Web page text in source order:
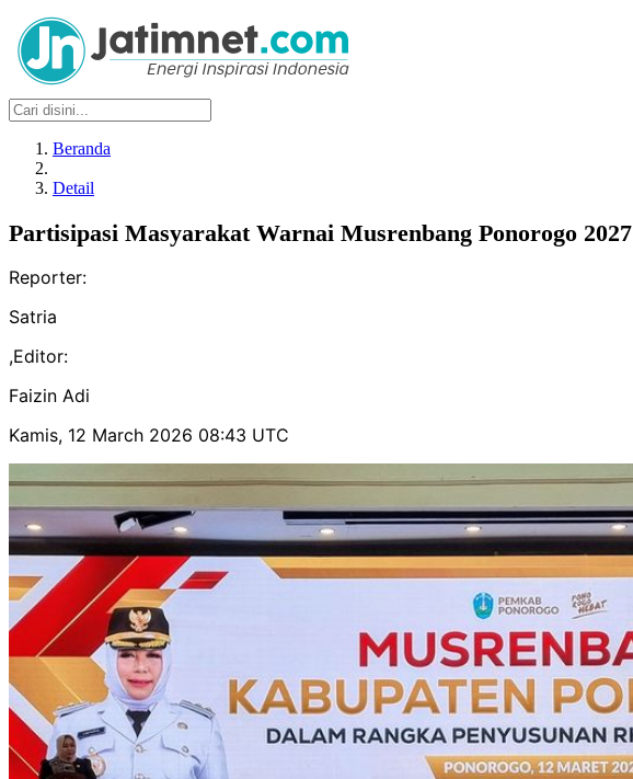
Beranda
Detail
Partisipasi Masyarakat Warnai Musrenbang Ponorogo 2027
Reporter:
Satria
,Editor:
Faizin Adi
Kamis, 12 March 2026 08:43 UTC